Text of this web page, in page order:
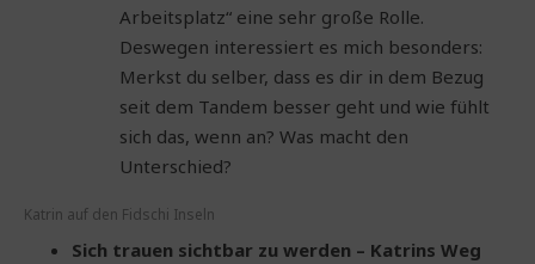
Arbeitsplatz“ eine sehr große Rolle.
Deswegen interessiert es mich besonders:
Merkst du selber, dass es dir in dem Bezug
seit dem Tandem besser geht und wie fühlt
sich das, wenn an? Was macht den
Unterschied?
Katrin auf den Fidschi Inseln
Sich trauen sichtbar zu werden – Katrins Weg